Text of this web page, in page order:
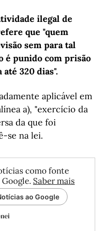
ilegal de
que "quem
sem para tal
é punido com prisão
320 dias".
aplicável em
a), "exercício da
da que foi
se na lei.
como fonte
Saber mais
ao Google